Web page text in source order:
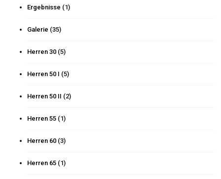
Ergebnisse (1)
Galerie (35)
Herren 30 (5)
Herren 50 I (5)
Herren 50 II (2)
Herren 55 (1)
Herren 60 (3)
Herren 65 (1)